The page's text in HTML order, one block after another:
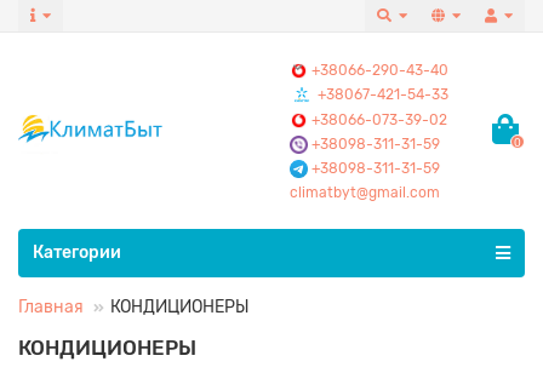
+38066-290-43-40
+38067-421-54-33
+38066-073-39-02
+38098-311-31-59
+38098-311-31-59
climatbyt@gmail.com
0
Все категории
Категории
Главная КОНДИЦИОНЕРЫ
КОНДИЦИОНЕРЫ